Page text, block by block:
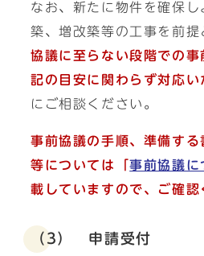
なお、新たに物件を確保
築、増改築等の工事を前提
協議に至らない段階での
記の目安に関わらず対応い
にご相談ください。
事前協議の手順、準備す
等については「事前協議に
載していますので、ご確認
（3） 申請受付